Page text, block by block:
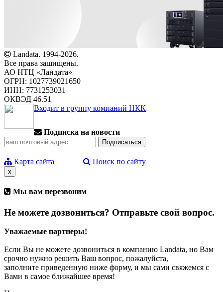
Landata. 1994-2026.
Все права защищены.
АО НТЦ «Ландата»
ОГРН: 1027739021650
ИНН: 7731253031
ОКВЭД 46.51
Входит в группу компаний НКК
Подписка на новости
Карта сайта Поиск по сайту
x
Мы вам перезвоним
Не можете дозвониться? Отправьте свой вопрос.
Уважаемые партнеры!
Если Вы не можете дозвониться в компанию Landata, но Вам
срочно нужно решить Ваш вопрос, пожалуйста,
заполните приведенную ниже форму, и мы сами свяжемся с
Вами в самое ближайшее время!